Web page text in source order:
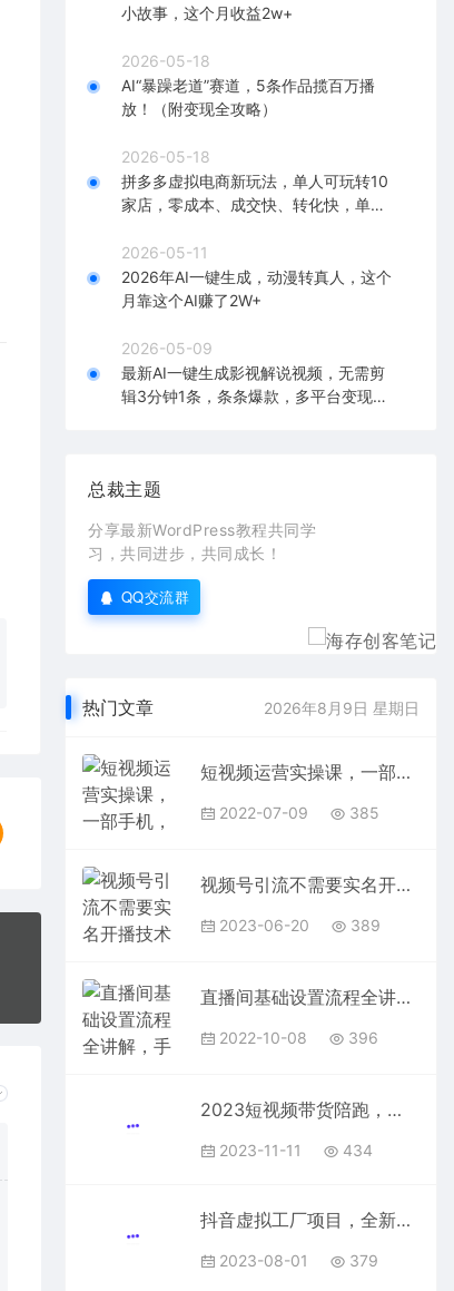
小故事，这个月收益2w+
2026-05-18
AI“暴躁老道”赛道，5条作品揽百万播
放！（附变现全攻略）
2026-05-18
拼多多虚拟电商新玩法，单人可玩转10
家店，零成本、成交快、转化快，单店
2026-05-11
2026年AI一键生成，动漫转真人，这个
月靠这个AI赚了2W+
2026-05-09
最新AI一键生成影视解说视频，无需剪
辑3分钟1条，条条爆款，多平台变现日
总裁主题
分享最新WordPress教程共同学
习，共同进步，共同成长！
QQ交流群
热门文章 2026年8月9日 星期日
短视频运营实操课，一部手机，账号+剪辑+运营+直播，从小白到大咖
2022-07-09 385
视频号引流不需要实名开播技术 无限注册新视频号无限开播都不需要实名开播
2023-06-20 389
直播间基础设置流程全讲解，手把手教你操作直播间设置流程
2022-10-08 396
2023短视频带货陪跑，让普通人做短视频带货变得更简单（12节课）
2023-11-11 434
抖音虚拟工厂项目，全新赛道，无需出镜，冷门暴力，30天带货40w+【揭秘】
2023-08-01 379